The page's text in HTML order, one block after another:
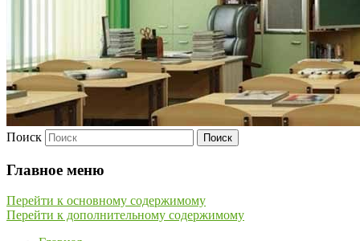
Поиск
Главное меню
Перейти к основному содержимому
Перейти к дополнительному содержимому